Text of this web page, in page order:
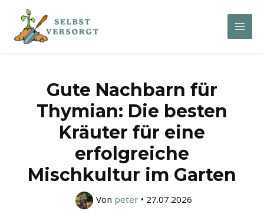
Inhalt
springen
Main
Gute Nachbarn für
Thymian: Die besten
Kräuter für eine
erfolgreiche
Mischkultur im Garten
Von peter • 27.07.2026